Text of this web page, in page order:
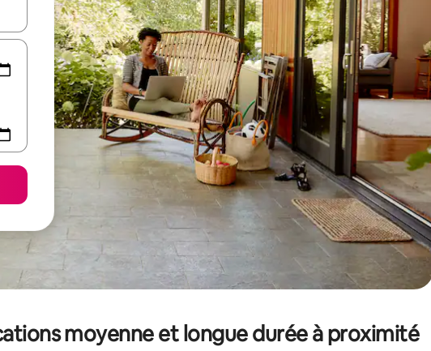
vers le haut et vers le bas pour les parcourir ou en appuyant et en faisant glisser.
moyenne et longue durée à proximité